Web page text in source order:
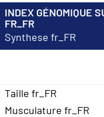
INDEX GÉNOMIQUE
FR_FR
Synthese fr_FR
Taille fr_FR
Musculature fr_FR